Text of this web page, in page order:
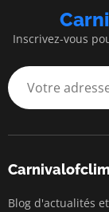
Inscrivez-vous
Blog d'actualités